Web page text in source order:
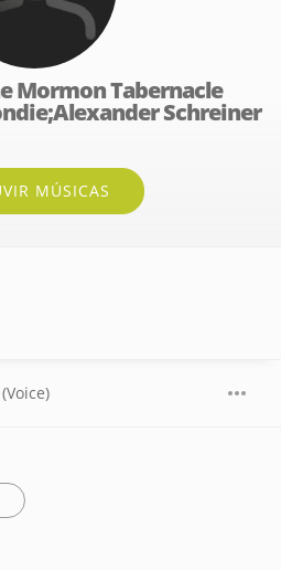
Mormon Tabernacle
Schreiner
MÚSICAS